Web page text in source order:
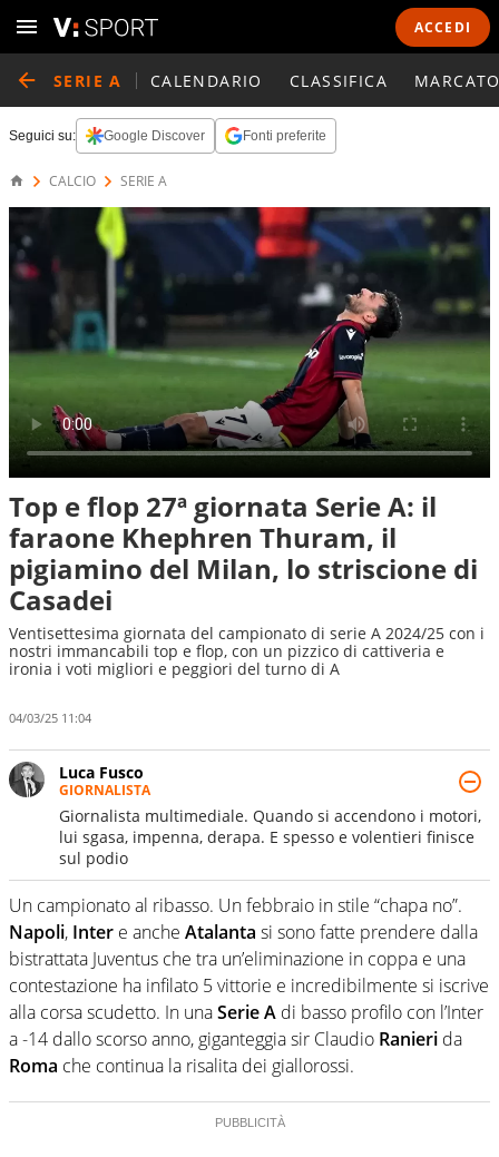
ACCEDI
SERIE A CALENDARIO CLASSIFICA
Seguici su: Google Discover Fonti preferite
CALCIO SERIE A
Top e flop 27ª giornata Serie A: il
faraone Khephren Thuram, il
pigiamino del Milan, lo striscione di
Casadei
Ventisettesima giornata del campionato di serie A 2024/25 con i
nostri immancabili top e flop, con un pizzico di cattiveria e
ironia i voti migliori e peggiori del turno di A
04/03/25 11:04
Luca Fusco
GIORNALISTA
Giornalista multimediale. Quando si accendono i motori,
lui sgasa, impenna, derapa. E spesso e volentieri finisce
sul podio
Un campionato al ribasso. Un febbraio in stile “chapa no”.
Napoli, Inter e anche Atalanta si sono fatte prendere dalla
bistrattata Juventus che tra un’eliminazione in coppa e una
contestazione ha infilato 5 vittorie e incredibilmente si iscrive
alla corsa scudetto. In unaSerie A di basso profilo con l’Inter
a -14 dallo scorso anno, giganteggia sir Claudio Ranieri da
Roma che continua la risalita dei giallorossi.